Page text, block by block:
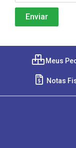
Meus
Notas